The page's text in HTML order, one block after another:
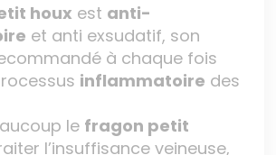
houx est anti-
et anti exsudatif, son
à chaque fois
inflammatoire des
le fragon petit
l’insuffisance veineuse,